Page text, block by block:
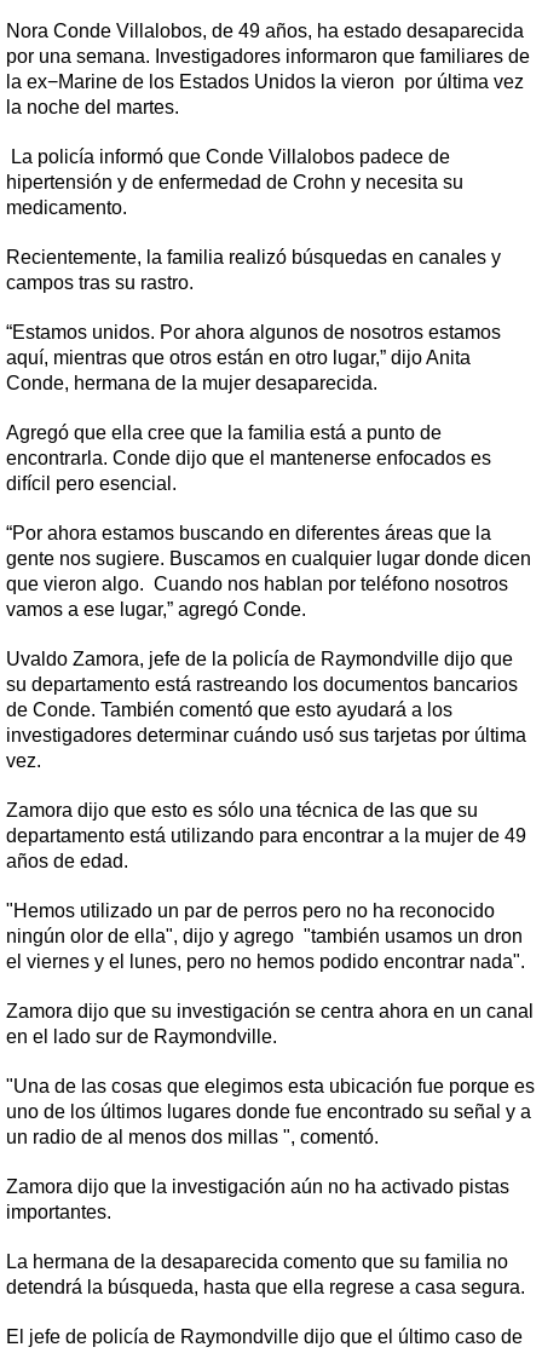
Nora Conde Villalobos, de 49 años, ha estado desaparecida
por una semana. Investigadores informaron que familiares de
la ex−Marine de los Estados Unidos la vieron por última vez
la noche del martes.
La policía informó que Conde Villalobos padece de
hipertensión y de enfermedad de Crohn y necesita su
medicamento.
Recientemente, la familia realizó búsquedas en canales y
campos tras su rastro.
“Estamos unidos. Por ahora algunos de nosotros estamos
aquí, mientras que otros están en otro lugar,” dijo Anita
Conde, hermana de la mujer desaparecida.
Agregó que ella cree que la familia está a punto de
encontrarla. Conde dijo que el mantenerse enfocados es
difícil pero esencial.
“Por ahora estamos buscando en diferentes áreas que la
gente nos sugiere. Buscamos en cualquier lugar donde dicen
que vieron algo. Cuando nos hablan por teléfono nosotros
vamos a ese lugar,” agregó Conde.
Uvaldo Zamora, jefe de la policía de Raymondville dijo que
su departamento está rastreando los documentos bancarios
de Conde. También comentó que esto ayudará a los
investigadores determinar cuándo usó sus tarjetas por última
vez.
Zamora dijo que esto es sólo una técnica de las que su
departamento está utilizando para encontrar a la mujer de 49
años de edad.
"Hemos utilizado un par de perros pero no ha reconocido
ningún olor de ella", dijo y agrego "también usamos un dron
el viernes y el lunes, pero no hemos podido encontrar nada".
Zamora dijo que su investigación se centra ahora en un canal
en el lado sur de Raymondville.
"Una de las cosas que elegimos esta ubicación fue porque es
uno de los últimos lugares donde fue encontrado su señal y a
un radio de al menos dos millas ", comentó.
Zamora dijo que la investigación aún no ha activado pistas
importantes.
La hermana de la desaparecida comento que su familia no
detendrá la búsqueda, hasta que ella regrese a casa segura.
El jefe de policía de Raymondville dijo que el último caso de